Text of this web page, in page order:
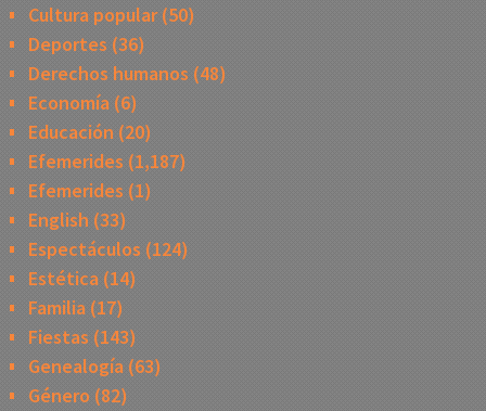
Cultura popular(50)
Deportes (36)
Derechos humanos (48)
Economía(6)
Educación (20)
Efemerides (1,187)
Efemerides (1)
English (33)
Espectáculos (124)
Estética(14)
Familia(17)
Fiestas (143)
Genealogía(63)
Género (82)